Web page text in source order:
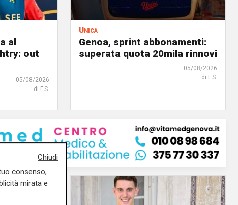
al
out
05/08/2026
di F.S.
Unica
Genoa, sprint abbonamenti:
superata quota 20mila rinnovi
05/08/2026
di F.S.
Chiudi
consenso,
mirata e